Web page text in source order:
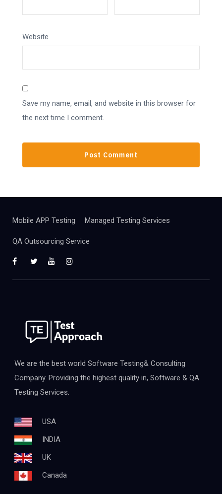
Website
Save my name, email, and website in this browser for
the next time I comment.
Mobile APP Testing Managed Testing Services
QA Outsourcing Service
We are the best world Software Testing& Consulting
Company. Providing the highest quality in, Software & QA
Testing Services.
USA
INDIA
UK
Canada